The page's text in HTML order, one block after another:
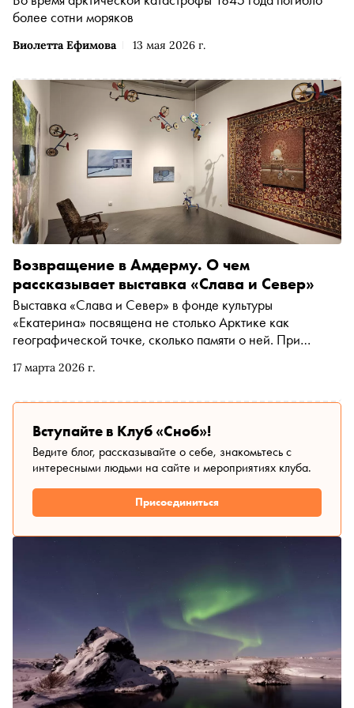
Виолетта Ефимова 13 мая 2026 г.
более сотни моряков
17 марта 2026 г.
Возвращение в Амдерму. О чем
рассказывает выставка «Слава и Север»
Выставка «Слава и Север» в фонде культуры
«Екатерина» посвящена не столько Арктике как
географической точке, сколько памяти о ней. При
Всеволод Саплин вместе с творческим объединением
инсталляций, видео- и аудиоработ, а также артефактов,
привезённых из Амдермы, — так рассказ о Заполярье
стал историей возвращения домой. Эту историю и
рассказывает куратор выставки Всеволод Саплин
Вступайте в Клуб «Сноб»!
Ведите блог, рассказывайте о себе, знакомьтесь с
интересными людьми на сайте и мероприятиях клуба.
Присоединиться